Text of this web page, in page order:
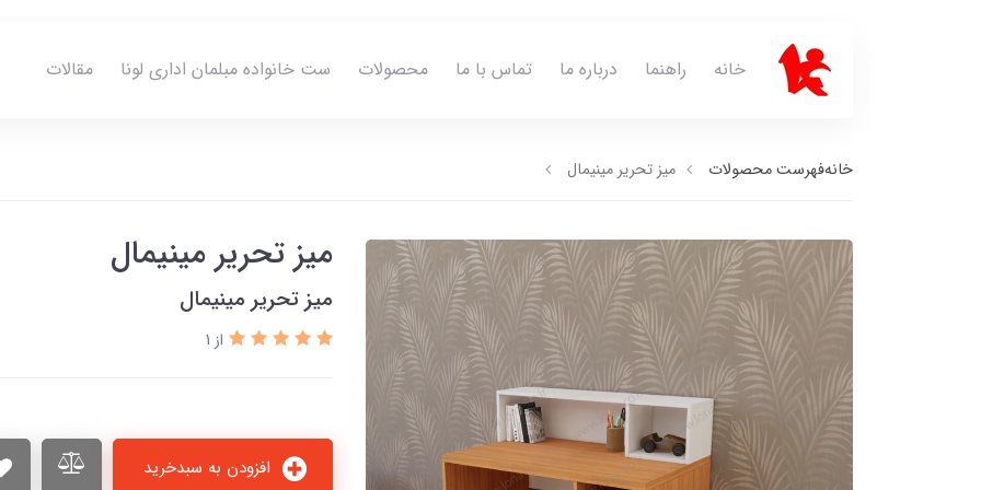
خانه راهنما درباره ما تماس با ما محصولات ست خانواده مبلمان اداری لونا مقالات
خانهفهرست محصولات میز تحریر مینیمال
میز تحریر مینیمال
میز تحریر مینیمال
از 1